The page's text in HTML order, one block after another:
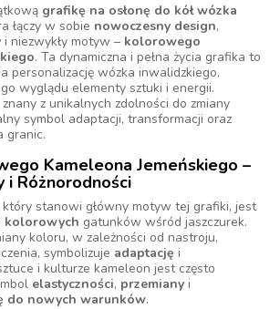
grafikę na osłonę do kół wózka
łączy w sobie nowoczesny design,
i niezwykły motyw – kolorowego
. Ta dynamiczna i pełna życia grafika to
personalizację wózka inwalidzkiego,
wyglądu elementy sztuki i energii.
z unikalnych zdolności do zmiany
symbol adaptacji, transformacji oraz
granic.
Kameleona Jemeńskiego –
i Różnorodności
który stanowi główny motyw tej grafiki, jest
kolorowych gatunków wśród jaszczurek.
koloru, w zależności od nastroju,
symbolizuje adaptację i
i kulturze kameleon jest często
elastyczności, przemiany i
do nowych warunków.